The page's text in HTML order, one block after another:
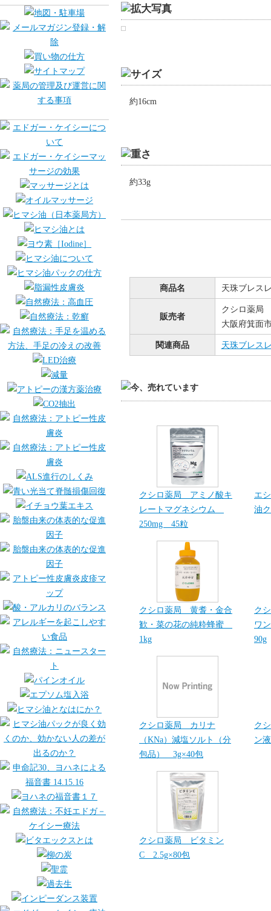
約16cm
約33g
商品名 天珠ブレス
販売者
クシロ薬局
大阪府箕面
関連商品 天珠ブレス
クシロ薬局 アミノ酸キ
レートマグネシウム
250mg 45粒
エ
油
クシロ薬局 黄耆・金合
歓・菜の花の純粋蜂蜜
1kg
ク
ワ
90g
クシロ薬局 カリナ
（KNa）減塩ソルト（分
包品） 3g×40包
ク
ン
クシロ薬局 ビタミン
C 2.5g×80包